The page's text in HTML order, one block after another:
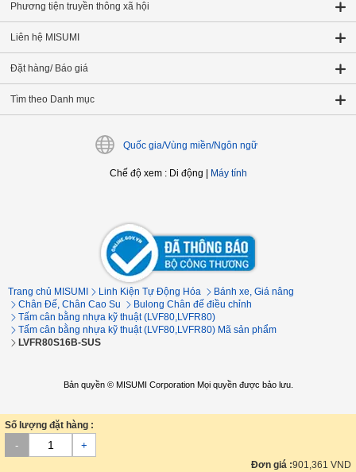
Phương tiện truyền thông xã hội
Liên hệ MISUMI
Đặt hàng/ Báo giá
Tìm theo Danh mục
Quốc gia/Vùng miền/Ngôn ngữ
Chế độ xem: Di động Máy tính
Trang chủ MISUMI Linh Kiện Tự Động Hóa
Bánh xe, Giá nâng
Chân Đế, Chân Cao Su
Bulong Chân đế điều chỉnh
Tấm cân bằng nhựa kỹ thuật (LVF80,LVFR80)
Tấm cân bằng nhựa kỹ thuật (LVF80,LVFR80) Mã sản phẩm
LVFR80S16B-SUS
Bản quyền © MISUMI Corporation Mọi quyền được bảo lưu.
Số lượng đặt hàng :
- +
Đơn giá :901,361 VND